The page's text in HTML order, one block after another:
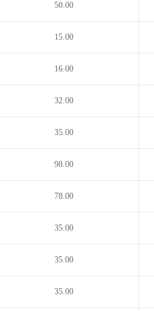
50.00
15.00
16.00
32.00
35.00
98.00
78.00
35.00
35.00
35.00